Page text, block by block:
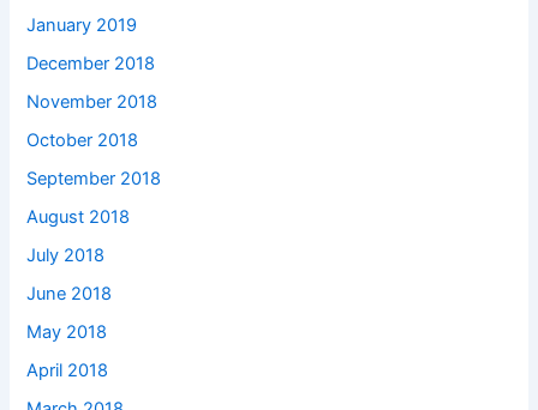
January 2019
December 2018
November 2018
October 2018
September 2018
August 2018
July 2018
June 2018
May 2018
April 2018